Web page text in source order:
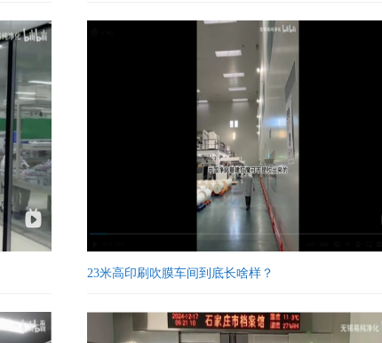
23米高印刷吹膜车间到底长啥样？